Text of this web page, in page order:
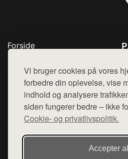
Vi bruger cookies på vores
forbedre din oplevelse, vise
indhold og analysere
siden fungerer bedre – ikke
Cookie- og privatlivspolitik.
Accepter
Forside
Top Rabatter
Blog
Kontakt
Denne side er en del af want.dk,